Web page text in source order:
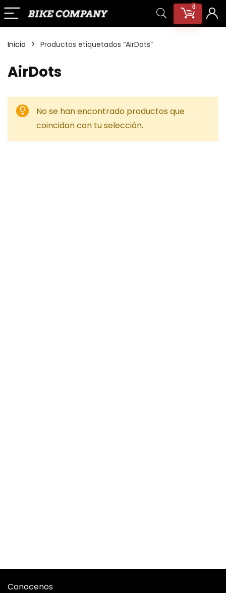
0
Inicio Productos etiquetados “AirDots”
AirDots
No se han encontrado productos que
coincidan con tu selección.
Conocenos